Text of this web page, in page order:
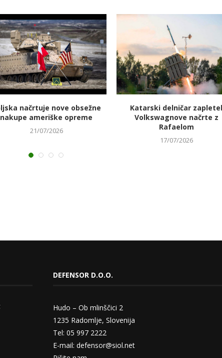
načrtuje nove obsežne
nakupe ameriške opreme
21/07/2026
Katarski delničar zapletel
Volkswagnove načrte z
Rafaelom
17/07/2026
DEFENSOR D.O.O.
Hudo – Ob mlinščici 2
1235 Radomlje, Slovenija
Tel: 05 997 2222
E-mail: defensor@siol.net